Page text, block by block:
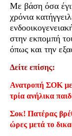
Με βάση όσα
χρόνια
στην εκπομπή
όπως και την
Δείτε επίσης:
Ανατροπή ΣΟΚ με
τρία ανήλικα
Σοκ! Πατέρας
ώρες μετά το